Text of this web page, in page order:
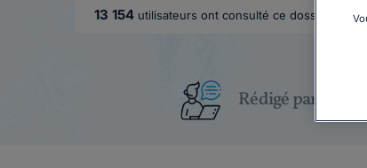
13 154 utilisateurs ont consulté ce dossier
Rédigé par un